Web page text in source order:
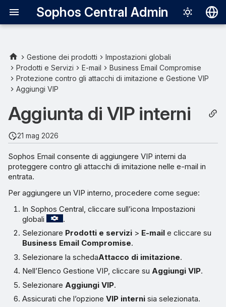
Sophos Central Admin
Español
Italiano
한국어
Português
Individuazione di VIP interni
Gestione dei prodotti
Impostazioni globali
Prodotti e Servizi
E-mail
Business Email Compromise
Protezione contro gli attacchi di imitazione e Gestione VIP
Aggiungi VIP
Aggiunta di VIP interni
21 mag 2026
Sophos Email consente di aggiungere VIP interni da
proteggere contro gli attacchi di imitazione nelle e-mail in
entrata.
Per aggiungere un VIP interno, procedere come segue:
In Sophos Central, cliccare sull’icona Impostazioni
globali
.
Selezionare Prodotti e servizi > E-mail e cliccare su
Business Email Compromise.
Selezionare la schedaAttacco di imitazione.
Nell’Elenco Gestione VIP, cliccare suAggiungi VIP.
Selezionare Aggiungi VIP.
Assicurati che l’opzioneVIP interni sia selezionata.